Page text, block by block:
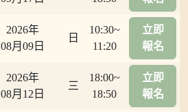
2026年
08月09日
日
10:30~
11:20
立即
報名
2026年
08月12日
三
18:00~
18:50
立即
報名